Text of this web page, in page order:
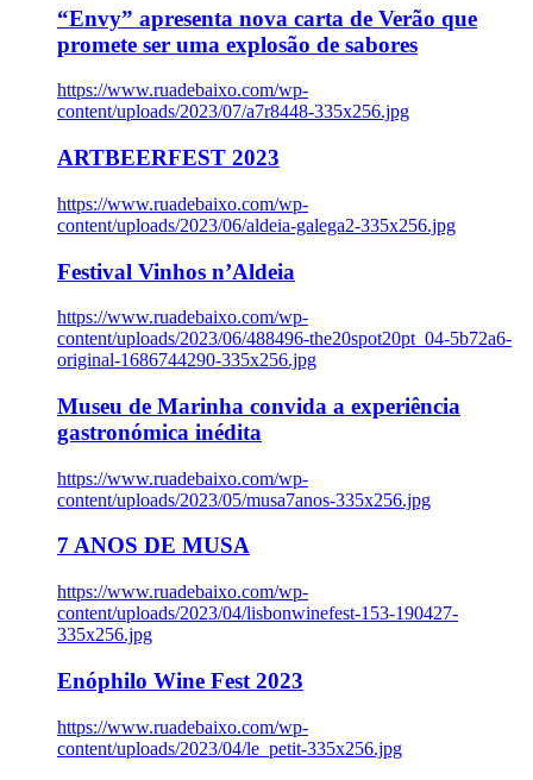
“Envy” apresenta nova carta de Verão que
promete ser uma explosão de sabores
https://www.ruadebaixo.com/wp-
content/uploads/2023/07/a7r8448-335x256.jpg
ARTBEERFEST 2023
https://www.ruadebaixo.com/wp-
content/uploads/2023/06/aldeia-galega2-335x256.jpg
Festival Vinhos n’Aldeia
https://www.ruadebaixo.com/wp-
content/uploads/2023/06/488496-the20spot20pt_04-5b72a6-
original-1686744290-335x256.jpg
Museu de Marinha convida a experiência
gastronómica inédita
https://www.ruadebaixo.com/wp-
content/uploads/2023/05/musa7anos-335x256.jpg
7 ANOS DE MUSA
https://www.ruadebaixo.com/wp-
content/uploads/2023/04/lisbonwinefest-153-190427-
335x256.jpg
Enóphilo Wine Fest 2023
https://www.ruadebaixo.com/wp-
content/uploads/2023/04/le_petit-335x256.jpg